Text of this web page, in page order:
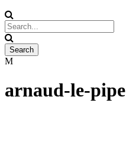
arnaud-le-pipe